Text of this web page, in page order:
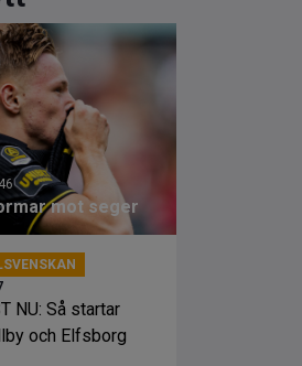
mot seger
NU: Så startar
och Elfsborg